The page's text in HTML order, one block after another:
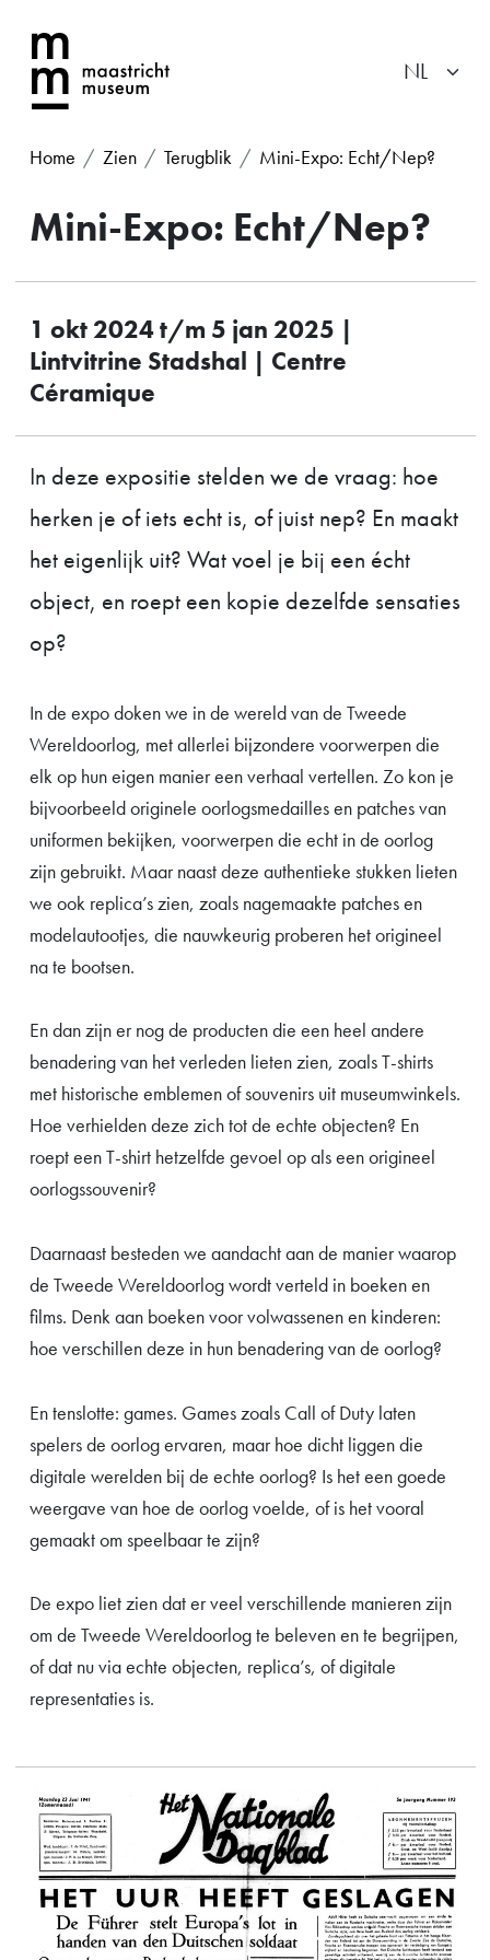
Home Zien Terugblik Mini-Expo: Echt/Nep?
Mini-Expo: Echt/Nep?
1 okt 2024 t/m 5 jan 2025 |
Lintvitrine Stadshal | Centre
Céramique
In deze expositie stelden we de vraag: hoe
herken je of iets echt is, of juist nep? En maakt
het eigenlijk uit? Wat voel je bij een écht
object, en roept een kopie dezelfde sensaties
op?
In de expo doken we in de wereld van de Tweede
Wereldoorlog, met allerlei bijzondere voorwerpen die
elk op hun eigen manier een verhaal vertellen. Zo kon je
bijvoorbeeld originele oorlogsmedailles en patches van
uniformen bekijken, voorwerpen die echt in de oorlog
zijn gebruikt. Maar naast deze authentieke stukken lieten
we ook replica’s zien, zoals nagemaakte patches en
modelautootjes, die nauwkeurig proberen het origineel
na te bootsen.
En dan zijn er nog de producten die een heel andere
benadering van het verleden lieten zien, zoals T-shirts
met historische emblemen of souvenirs uit museumwinkels.
Hoe verhielden deze zich tot de echte objecten? En
roept een T-shirt hetzelfde gevoel op als een origineel
oorlogssouvenir?
Daarnaast besteden we aandacht aan de manier waarop
de Tweede Wereldoorlog wordt verteld in boeken en
films. Denk aan boeken voor volwassenen en kinderen:
hoe verschillen deze in hun benadering van de oorlog?
En tenslotte: games. Games zoals Call of Duty laten
spelers de oorlog ervaren, maar hoe dicht liggen die
digitale werelden bij de echte oorlog? Is het een goede
weergave van hoe de oorlog voelde, of is het vooral
gemaakt om speelbaar te zijn?
De expo liet zien dat er veel verschillende manieren zijn
om de Tweede Wereldoorlog te beleven en te begrijpen,
of dat nu via echte objecten, replica’s, of digitale
representaties is.